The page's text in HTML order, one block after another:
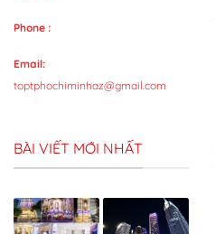
Phone :
Email:
toptphochiminhaz@gmail.com
BÀI VIẾT MỚI NHẤT